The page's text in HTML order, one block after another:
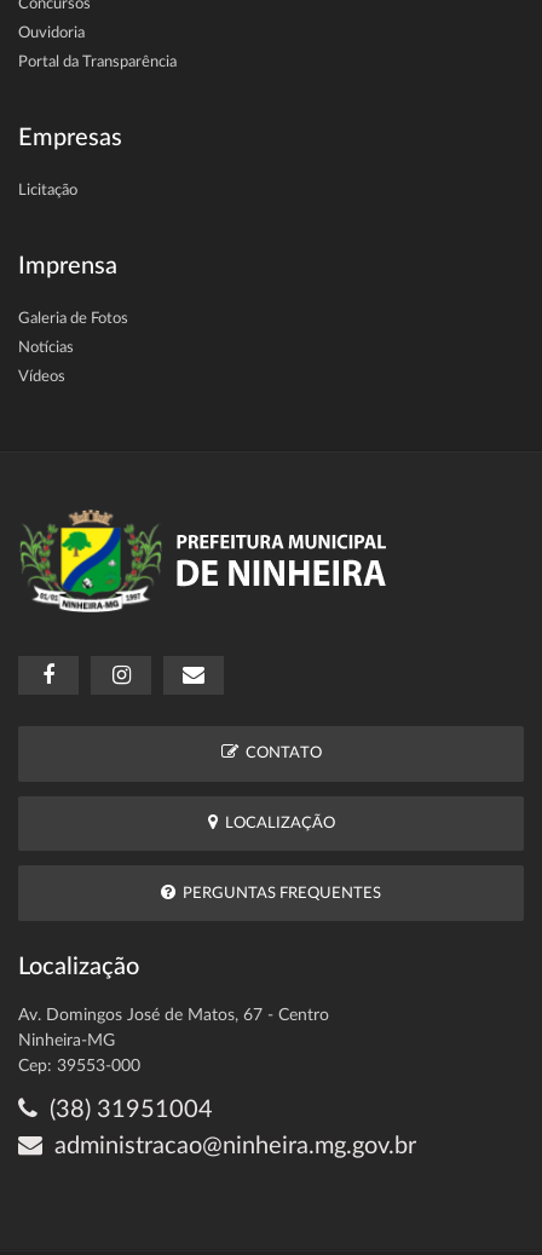
Concursos
Ouvidoria
Portal da Transparência
Empresas
Licitação
Imprensa
Galeria de Fotos
Notícias
Vídeos
CONTATO
LOCALIZAÇÃO
PERGUNTAS FREQUENTES
Localização
Av. Domingos José de Matos, 67 - Centro
Ninheira-MG
Cep: 39553-000
(38) 31951004
administracao@ninheira.mg.gov.br